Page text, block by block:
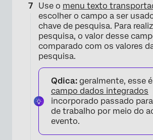
Use o menu texto
escolher o campo a ser
chave de pesquisa. Para
pesquisa, o valor desse
comparado com os valores
pesquisa.
Qdica: geralmente, esse
campo dados integrados
incorporado passado
de trabalho por meio do
evento.